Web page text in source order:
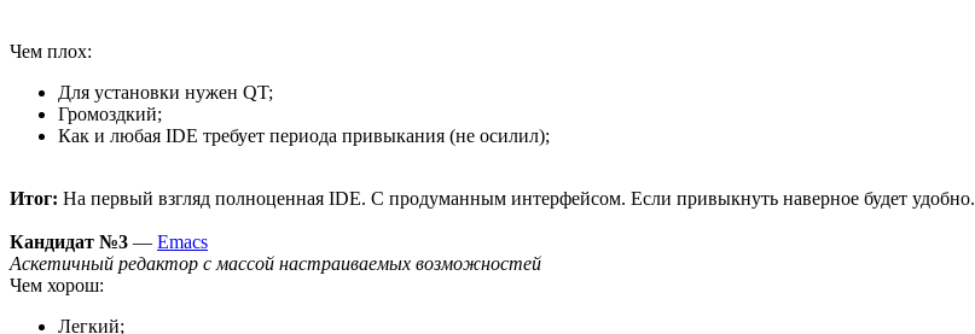
Чем плох:
Для установки нужен QT;
Громоздкий;
Как и любая IDE требует периода привыкания (не осилил);
Итог: На первый взгляд полноценная IDE. С продуманным интерфейсом. Если привыкнуть наверное будет удобно.
Кандидат №3 — Emacs
Аскетичный редактор с массой настраиваемых возможностей
Чем хорош:
Легкий;